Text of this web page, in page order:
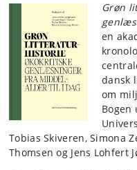
Grøn
en
dansk
om
Bogen
Tobias Skiveren, Simona
Thomsen og Jens Lohfert